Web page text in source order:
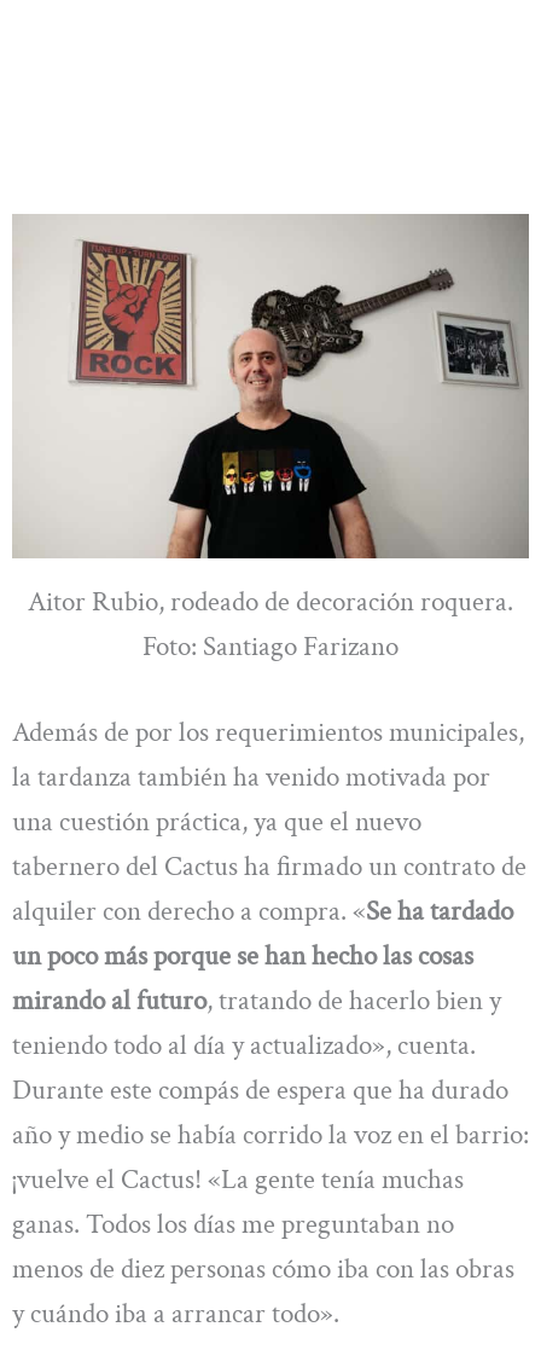
Aitor Rubio, rodeado de decoración roquera.
Foto: Santiago Farizano
Además de por los requerimientos municipales,
la tardanza también ha venido motivada por
una cuestión práctica, ya que el nuevo
tabernero del Cactus ha firmado un contrato de
alquiler con derecho a compra. «Se ha tardado
un poco más porque se han hecho las cosas
mirando al futuro, tratando de hacerlo bien y
teniendo todo al día y actualizado», cuenta.
Durante este compás de espera que ha durado
año y medio se había corrido la voz en el barrio:
¡vuelve el Cactus! «La gente tenía muchas
ganas. Todos los días me preguntaban no
menos de diez personas cómo iba con las obras
y cuándo iba a arrancar todo».